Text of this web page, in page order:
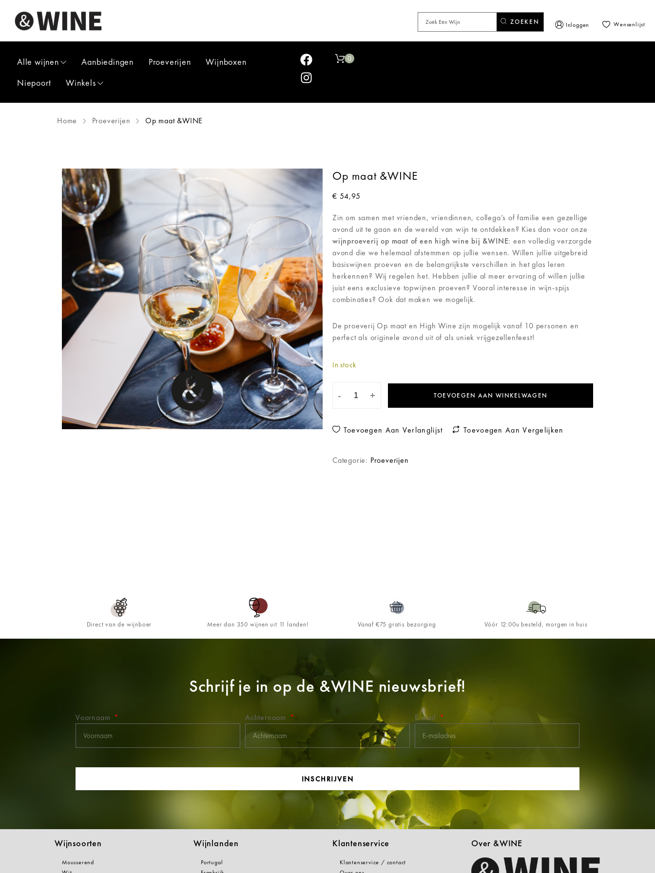
ZOEKEN Inloggen Wensenlijst
Alle wijnen Aanbiedingen Proeverijen
Wijnboxen
Niepoort
Winkels
0
Home Proeverijen Op maat &WINE
Op maat &WINE
€ 54,95
Zin om samen met vrienden, vriendinnen, collega’s of familie een gezellige
avond uit te gaan en de wereld van wijn te ontdekken? Kies dan voor onze
wijnproeverij op maat of een high wine bij &WINE: een volledig verzorgde
avond die we helemaal afstemmen op jullie wensen. Willen jullie uitgebreid
basiswijnen proeven en de belangrijkste verschillen in het glas leren
herkennen? Wij regelen het. Hebben jullie al meer ervaring of willen jullie
juist eens exclusieve topwijnen proeven? Vooral interesse in wijn-spijs
combinaties? Ook dat maken we mogelijk.
De proeverij Op maat en High Wine zijn mogelijk vanaf 10 personen en
perfect als originele avond uit of als uniek vrijgezellenfeest!
In stock
- + TOEVOEGEN AAN WINKELWAGEN
Toevoegen Aan Verlanglijst Toevoegen Aan Vergelijken
Categorie: Proeverijen
Direct van de wijnboer Meer dan 350 wijnen uit 11 landen! Vanaf €75 gratis bezorging Vóór 12:00u besteld, morgen in huis
Schrijf je in op de &WINE nieuwsbrief!
Voornaam Achternaam E-mail
INSCHRIJVEN
Wijnsoorten
Mousserend
Wijnlanden
Portugal
Klantenservice
Klantenservice / contact
Over &WINE